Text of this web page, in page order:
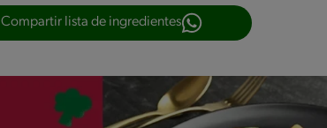
Compartir lista de ingredientes